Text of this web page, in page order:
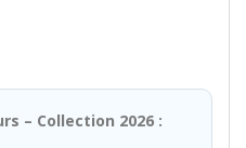
– Collection 2026 :